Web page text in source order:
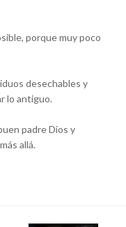
porque muy poco
desechables y
lo antiguo.
padre Dios y
allá.